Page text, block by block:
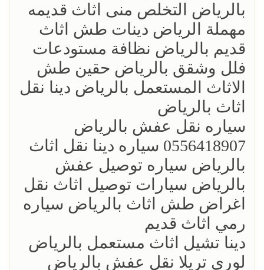
بالرياض التخلص منى اثاث قديمه
مهملة الرياض دينات طش اثاث
قديم بالرياض نظافة مستودعات
فلل وشقق بالرياض حقين طش
الاثاث المستعمل بالرياض دينا نقل
اثاث بالرياض
‏سياره نقل عفش بالرياض
0556418907 سياره دينا نقل اثاث
بالرياض سياره توصيل عفش
بالرياض سيارات توصيل اثاث نقل
اغراض طش اثاث بالرياض سياره
رمي اثاث قديم
‏دينا تشيل اثاث مستعمل بالرياض
لوري تريلا نقل عفش بالرياض